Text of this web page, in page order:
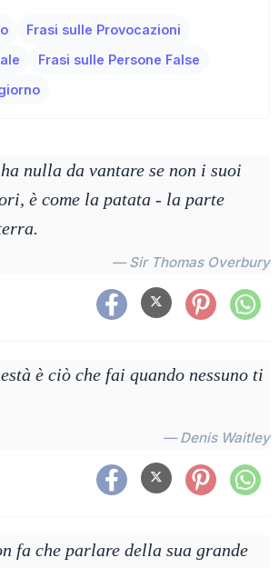
Frasi sulle Provocazioni
Frasi sulle Persone False
nulla da vantare se non i suoi
è come la patata - la parte
— Sir Thomas Overbury
è ciò che fai quando nessuno ti
— Denis Waitley
fa che parlare della sua grande